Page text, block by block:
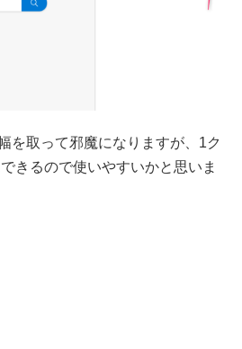
を取って邪魔になりますが、1ク
きるので使いやすいかと思いま